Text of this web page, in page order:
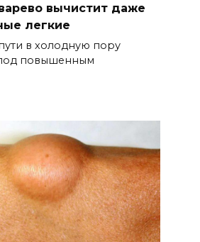
вычистит даже
легкие
в холодную пору
повышенным